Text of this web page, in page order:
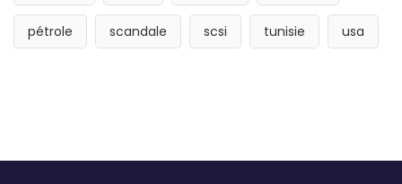
pétrole scandale scsi tunisie usa